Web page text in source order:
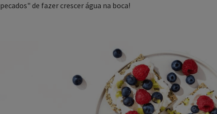
pecados" de fazer crescer água na boca!